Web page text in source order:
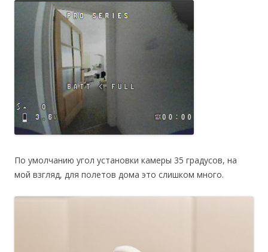
По умолчанию угол установки камеры 35 градусов, на
мой взгляд, для полетов дома это слишком много.